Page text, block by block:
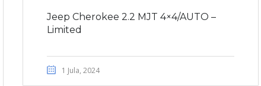
Jeep Cherokee 2.2 MJT 4×4/AUTO –
Limited
1 Jula, 2024